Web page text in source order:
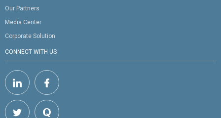
Our Partners
Media Center
Corporate Solution
CONNECT WITH US